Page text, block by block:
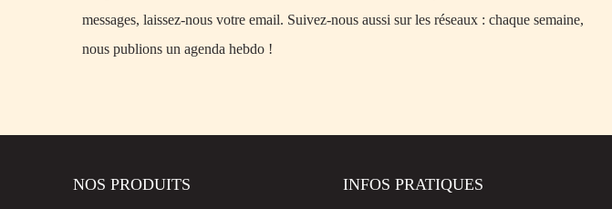
messages, laissez-nous votre email. Suivez-nous aussi sur les réseaux : chaque semaine,
nous publions un agenda hebdo !
NOS PRODUITS INFOS PRATIQUES